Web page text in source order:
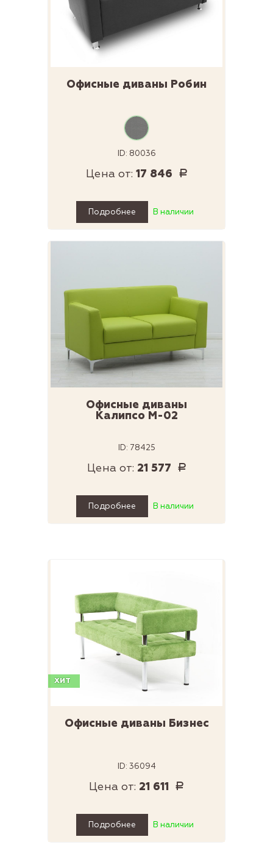
Офисные диваны Робин
ID: 80036
Цена от: 17 846 Р
Подробнее В наличии
Офисные диваны
Калипсо М-02
ID: 78425
Цена от: 21 577 Р
Подробнее В наличии
ХИТ
Офисные диваны Бизнес
ID: 36094
Цена от: 21 611 Р
Подробнее В наличии